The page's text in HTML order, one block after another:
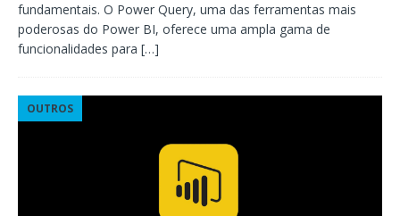
fundamentais. O Power Query, uma das ferramentas mais
poderosas do Power BI, oferece uma ampla gama de
funcionalidades para […]
OUTROS